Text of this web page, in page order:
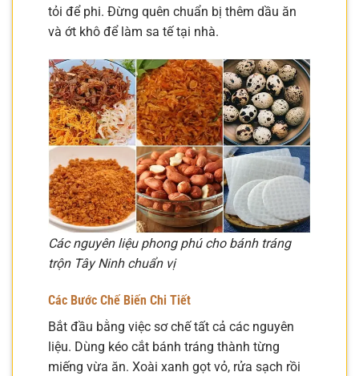
tỏi để phi. Đừng quên chuẩn bị thêm dầu ăn
và ớt khô để làm sa tế tại nhà.
Các nguyên liệu phong phú cho bánh tráng
trộn Tây Ninh chuẩn vị
Các Bước Chế Biến Chi Tiết
Bắt đầu bằng việc sơ chế tất cả các nguyên
liệu. Dùng kéo cắt bánh tráng thành từng
miếng vừa ăn. Xoài xanh gọt vỏ, rửa sạch rồi